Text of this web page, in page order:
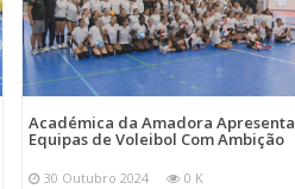
Académica da Amadora Apresenta
Equipas de Voleibol Com Ambição
30 Outubro 2024 0 K